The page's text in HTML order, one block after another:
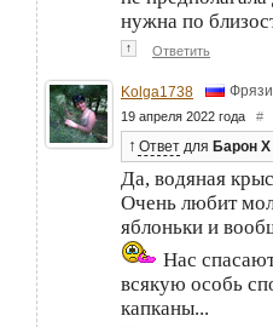
нужна по
↑ Ответить
Kolga1738
19 апреля 2022 года #
↑ Ответ для Барон Х
Да, водяная
Очень любит
яблоньки и
Нас
всякую особь
капканы...